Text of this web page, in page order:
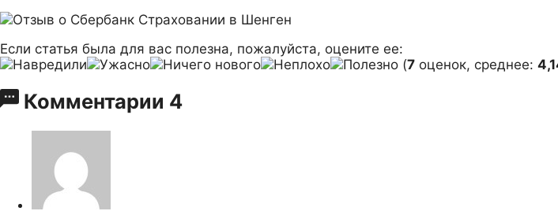
Если статья была для вас полезна, пожалуйста, оцените ее:
(7 оценок, среднее:
Комментарии 4